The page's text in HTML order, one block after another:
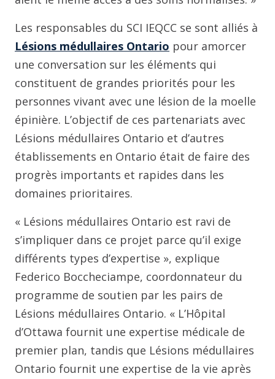
Les responsables du SCI IEQCC se sont alliés à
Lésions médullaires Ontario pour amorcer
une conversation sur les éléments qui
constituent de grandes priorités pour les
personnes vivant avec une lésion de la moelle
épinière. L’objectif de ces partenariats avec
Lésions médullaires Ontario et d’autres
établissements en Ontario était de faire des
progrès importants et rapides dans les
domaines prioritaires.
« Lésions médullaires Ontario est ravi de
s’impliquer dans ce projet parce qu’il exige
différents types d’expertise », explique
Federico Boccheciampe, coordonnateur du
programme de soutien par les pairs de
Lésions médullaires Ontario. « L’Hôpital
d’Ottawa fournit une expertise médicale de
premier plan, tandis que Lésions médullaires
Ontario fournit une expertise de la vie après